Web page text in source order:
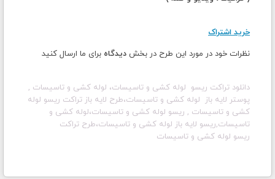
خرید اشتراک
نظرات خود در مورد این طرح در بخش دیدگاه برای ما ارسال کنید
دانلود تراکت ریسو لوله کشی و تاسیسات، لوله کشی و تاسیسات ,
پوستر لایه باز لوله کشی و تاسیسات، طرح لایه باز تراکت ریسو لوله
کشی و تاسیسات , ریسو لوله کشی و تاسیسات،لوله کشی و
تاسیسات,ریسو لایه باز لوله کشی و تاسیسات،طرح تراکت
ریسو لوله کشی و تاسیسات